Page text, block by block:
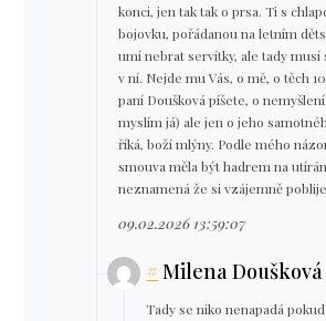
konci, jen tak tak o prsa. Ti s
bojovku, pořádanou na letním
umí nebrat servítky, ale tady
v ní. Nejde mu Vás, o mě, o těch
paní Doušková píšete, o
myslím já) ale jen o jeho
říká, boží mlýny. Podle mého
smouva měla být hadrem na
neznamená že si vzájemně
09.02.2026 13:59:07
#Milena Doušková
Tady se niko nenapadá